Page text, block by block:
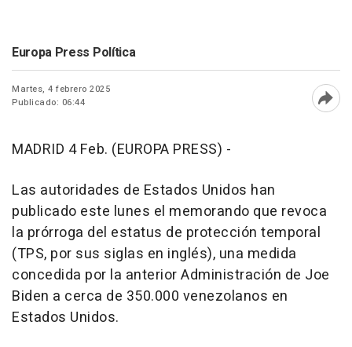
Europa Press Política
Martes, 4 febrero 2025
Publicado: 06:44
MADRID 4 Feb. (EUROPA PRESS) -
Las autoridades de Estados Unidos han
publicado este lunes el memorando que revoca
la prórroga del estatus de protección temporal
(TPS, por sus siglas en inglés), una medida
concedida por la anterior Administración de Joe
Biden a cerca de 350.000 venezolanos en
Estados Unidos.